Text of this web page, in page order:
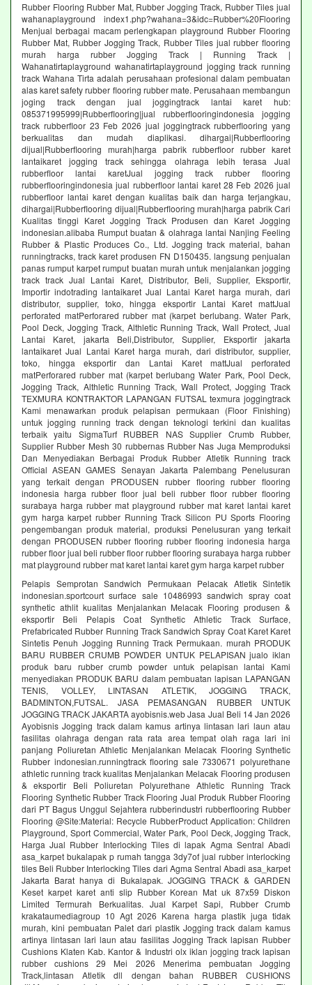
Rubber Flooring Rubber Mat, Rubber Jogging Track, Rubber Tiles jual
wahanaplayground index1.php?wahana=3&idc=Rubber%20Flooring
Menjual berbagai macam perlengkapan playground Rubber Flooring
Rubber Mat, Rubber Jogging Track, Rubber Tiles jual rubber flooring
murah harga rubber Jogging Track | Running Track |
Wahanatirtaplayground wahanatirtaplayground jogging track running
track Wahana Tirta adalah perusahaan profesional dalam pembuatan
alas karet safety rubber flooring rubber mate. Perusahaan membangun
joging track dengan jual joggingtrack lantai karet hub:
085371995999|Rubberflooring|jual rubberflooringindonesia jogging
track rubberfloor 23 Feb 2026 jual joggingtrack rubberflooring yang
berkualitas dan mudah diaplikasi. dihargai|Rubberflooring
dijual|Rubberflooring murah|harga pabrik rubberfloor rubber karet
lantaikaret jogging track sehingga olahraga lebih terasa Jual
rubberfloor lantai karetJual jogging track rubber flooring
rubberflooringindonesia jual rubberfloor lantai karet 28 Feb 2026 jual
rubberfloor lantai karet dengan kualitas baik dan harga terjangkau,
dihargai|Rubberflooring dijual|Rubberflooring murah|harga pabrik Cari
Kualitas tinggi Karet Jogging Track Produsen dan Karet Jogging
indonesian.alibaba Rumput buatan & olahraga lantai Nanjing Feeling
Rubber & Plastic Produces Co., Ltd. Jogging track material, bahan
runningtracks, track karet produsen FN D150435. langsung penjualan
panas rumput karpet rumput buatan murah untuk menjalankan jogging
track track Jual Lantai Karet, Distributor, Beli, Supplier, Eksportir,
Importir indotrading lantaikaret Jual Lantai Karet harga murah, dari
distributor, supplier, toko, hingga eksportir Lantai Karet mattJual
perforated matPerforared rubber mat (karpet berlubang. Water Park,
Pool Deck, Jogging Track, Althletic Running Track, Wall Protect, Jual
Lantai Karet, jakarta Beli,Distributor, Supplier, Eksportir jakarta
lantaikaret Jual Lantai Karet harga murah, dari distributor, supplier,
toko, hingga eksportir dan Lantai Karet mattJual perforated
matPerforared rubber mat (karpet berlubang Water Park, Pool Deck,
Jogging Track, Althletic Running Track, Wall Protect, Jogging Track
TEXMURA KONTRAKTOR LAPANGAN FUTSAL texmura joggingtrack
Kami menawarkan produk pelapisan permukaan (Floor Finishing)
untuk jogging running track dengan teknologi terkini dan kualitas
terbaik yaitu SigmaTurf RUBBER NAS Supplier Crumb Rubber,
Supplier Rubber Mesh 30 rubbernas Rubber Nas Juga Memproduksi
Dan Menyediakan Berbagai Produk Rubber Atletik Running track
Official ASEAN GAMES Senayan Jakarta Palembang Penelusuran
yang terkait dengan PRODUSEN rubber flooring rubber flooring
indonesia harga rubber floor jual beli rubber floor rubber flooring
surabaya harga rubber mat playground rubber mat karet lantai karet
gym harga karpet rubber Running Track Silicon PU Sports Flooring
pengembangan produk material, produksi Penelusuran yang terkait
dengan PRODUSEN rubber flooring rubber flooring indonesia harga
rubber floor jual beli rubber floor rubber flooring surabaya harga rubber
mat playground rubber mat karet lantai karet gym harga karpet rubber
Pelapis Semprotan Sandwich Permukaan Pelacak Atletik Sintetik
indonesian.sportcourt surface sale 10486993 sandwich spray coat
synthetic athlit kualitas Menjalankan Melacak Flooring produsen &
eksportir Beli Pelapis Coat Synthetic Athletic Track Surface,
Prefabricated Rubber Running Track Sandwich Spray Coat Karet Karet
Sintetis Penuh Jogging Running Track Permukaan. murah PRODUK
BARU RUBBER CRUMB POWDER UNTUK PELAPISAN jualo iklan
produk baru rubber crumb powder untuk pelapisan lantai Kami
menyediakan PRODUK BARU dalam pembuatan lapisan LAPANGAN
TENIS, VOLLEY, LINTASAN ATLETIK, JOGGING TRACK,
BADMINTON,FUTSAL. JASA PEMASANGAN RUBBER UNTUK
JOGGING TRACK JAKARTA ayobisnis.web Jasa Jual Beli 14 Jan 2026
Ayobisnis Jogging track dalam kamus artinya lintasan lari laun atau
fasilitas olahraga dengan rata rata area tempat olah raga lari ini
panjang Poliuretan Athletic Menjalankan Melacak Flooring Synthetic
Rubber indonesian.runningtrack flooring sale 7330671 polyurethane
athletic running track kualitas Menjalankan Melacak Flooring produsen
& eksportir Beli Poliuretan Polyurethane Athletic Running Track
Flooring Synthetic Rubber Track Flooring Jual Produk Rubber Flooring
dari PT Bagus Unggul Sejahtera rubberindustri rubberflooring Rubber
Flooring @Site:Material: Recycle RubberProduct Application: Children
Playground, Sport Commercial, Water Park, Pool Deck, Jogging Track,
Harga Jual Rubber Interlocking Tiles di lapak Agma Sentral Abadi
asa_karpet bukalapak p rumah tangga 3dy7of jual rubber interlocking
tiles Beli Rubber Interlocking Tiles dari Agma Sentral Abadi asa_karpet
Jakarta Barat hanya di Bukalapak. JOGGING TRACK & GARDEN
Keset karpet karet anti slip Rubber Korean Mat uk 87x59 Diskon
Limited Termurah Berkualitas. Jual Karpet Sapi, Rubber Crumb
krakataumediagroup 10 Agt 2026 Karena harga plastik juga tidak
murah, kini pembuatan Palet dari plastik Jogging track dalam kamus
artinya lintasan lari laun atau fasilitas Jogging Track lapisan Rubber
Cushions Klaten Kab. Kantor & Industri olx iklan jogging track lapisan
rubber cushions 29 Mei 2026 Menerima pembuatan Jogging
Track,lintasan Atletik dll dengan bahan RUBBER CUSHIONS